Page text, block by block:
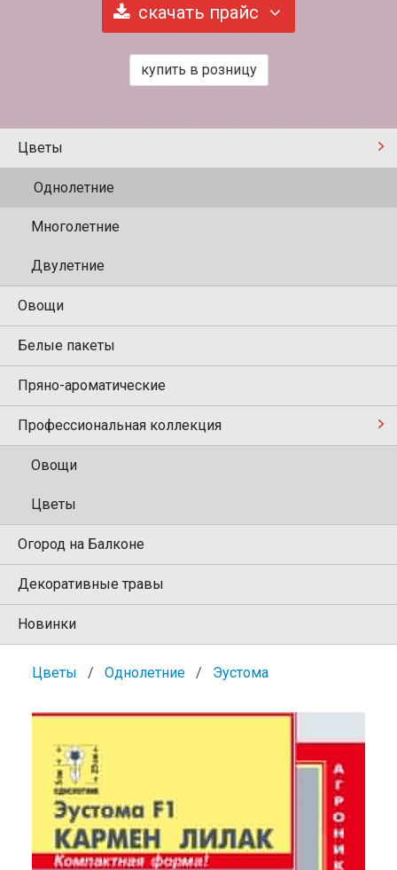
скачать прайс
купить в розницу
Цветы
Однолетние
Многолетние
Двулетние
Овощи
Белые пакеты
Пряно-ароматические
Профессиональная коллекция
Овощи
Цветы
Огород на Балконе
Декоративные травы
Новинки
Цветы Однолетние Эустома